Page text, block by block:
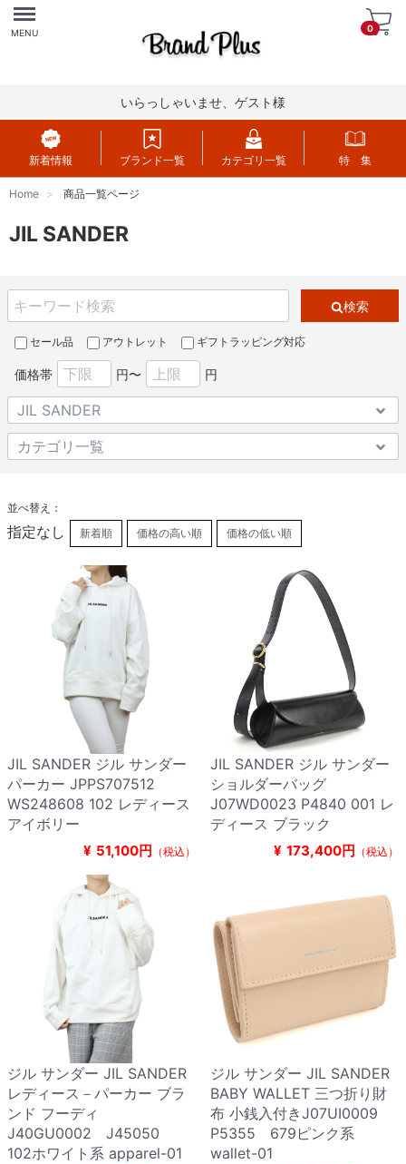
Menu
MENU 0
いらっしゃいませ、ゲスト様
新着情報 ブランド一覧 カテゴリ一覧 特 集
Home 商品一覧ページ
JIL SANDER
検索
セール品 アウトレット ギフトラッピング対応
価格帯 円〜 円
並べ替え：
指定なし 新着順 価格の高い順 価格の低い順
JIL SANDER ジル サンダー
パーカー JPPS707512
WS248608 102 レディース
アイボリー
¥ 51,100円 （税込）
JIL SANDER ジル サンダー
ショルダーバッグ
J07WD0023 P4840 001 レ
ディース ブラック
¥ 173,400円 （税込）
ジル サンダー JIL SANDER
レディース－パーカー ブラ
ンド フーディ
J40GU0002 J45050
102ホワイト系 apparel-01
ジル サンダー JIL SANDER
BABY WALLET 三つ折り財
布 小銭入付きJ07UI0009
P5355 679ピンク系
wallet-01